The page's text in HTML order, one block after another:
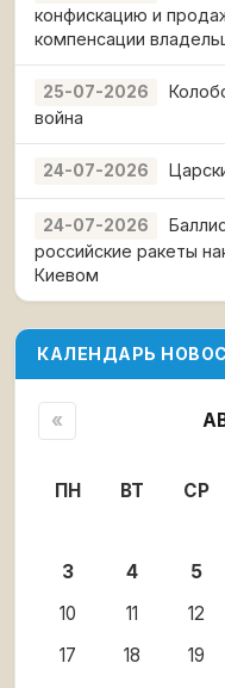
конфискацию и
компенсации
25-07-2026
война
24-07-2026
24-07-2026
российские ракеты
Киевом
КАЛЕНДАРЬ
«
ПН ВТ СР
3
4 5
10
11 12
17
18 19